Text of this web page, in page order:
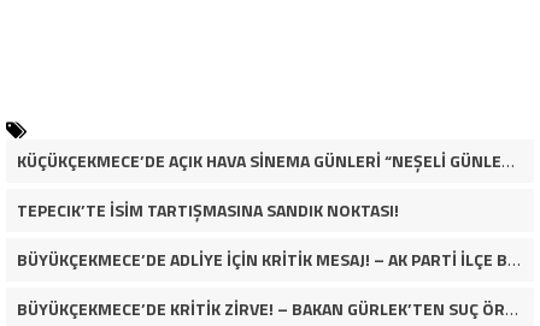
KÜÇÜKÇEKMECE’DE AÇIK HAVA SİNEMA GÜNLERİ “NEŞELİ GÜNLER” İLE BAŞLADI
TEPECIK’TE İSİM TARTIŞMASINA SANDIK NOKTASI!
BÜYÜKÇEKMECE’DE ADLİYE İÇİN KRİTİK MESAJ! – AK PARTİ İLÇE BAŞKANI RASİM YAĞAR: “SOMUT VE SEVİNDİRİCİ GELİŞMELER BEKLİYORUZ”
BÜYÜKÇEKMECE’DE KRİTİK ZİRVE! – BAKAN GÜRLEK’TEN SUÇ ÖRGÜTLERİNE NET MESAJ: “YAPTIĞINIZ YANINIZA KÂR KALMAYACAK!”